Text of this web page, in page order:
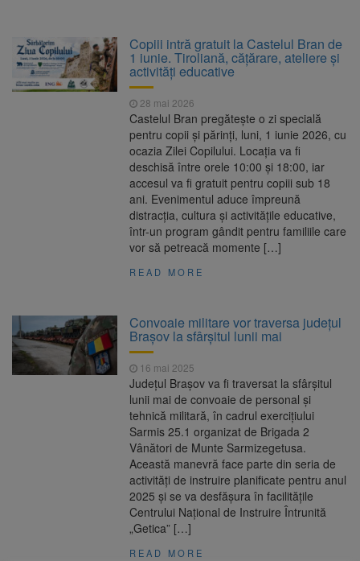
Copiii intră gratuit la Castelul Bran de
1 iunie. Tiroliană, cățărare, ateliere și
activități educative
28 mai 2026
Castelul Bran pregătește o zi specială
pentru copii și părinți, luni, 1 iunie 2026, cu
ocazia Zilei Copilului. Locația va fi
deschisă între orele 10:00 și 18:00, iar
accesul va fi gratuit pentru copiii sub 18
ani. Evenimentul aduce împreună
distracția, cultura și activitățile educative,
într-un program gândit pentru familiile care
vor să petreacă momente […]
READ MORE
Convoaie militare vor traversa județul
Brașov la sfârșitul lunii mai
16 mai 2025
Județul Brașov va fi traversat la sfârșitul
lunii mai de convoaie de personal și
tehnică militară, în cadrul exercițiului
Sarmis 25.1 organizat de Brigada 2
Vânători de Munte Sarmizegetusa.
Această manevră face parte din seria de
activități de instruire planificate pentru anul
2025 și se va desfășura în facilitățile
Centrului Național de Instruire Întrunită
„Getica” […]
READ MORE